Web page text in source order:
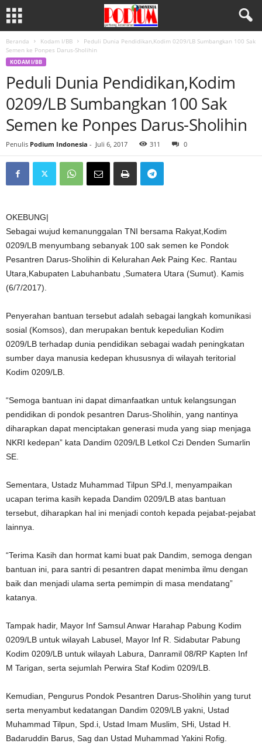
Beranda Kodam I/BB
Peduli Dunia Pendidikan,Kodim 0209/LB Sumbangkan 100 Sak
Semen ke Ponpes Darus-Sholihin
KODAM I/BB
Peduli Dunia Pendidikan,Kodim
0209/LB Sumbangkan 100 Sak
Semen ke Ponpes Darus-Sholihin
Penulis Podium Indonesia - Juli 6, 2017 311 0
OKEBUNG|
Sebagai wujud kemanunggalan TNI bersama Rakyat,Kodim
0209/LB menyumbang sebanyak 100 sak semen ke Pondok
Pesantren Darus-Sholihin di Kelurahan Aek Paing Kec. Rantau
Utara,Kabupaten Labuhanbatu ,Sumatera Utara (Sumut). Kamis
(6/7/2017).
Penyerahan bantuan tersebut adalah sebagai langkah komunikasi
sosial (Komsos), dan merupakan bentuk kepedulian Kodim
0209/LB terhadap dunia pendidikan sebagai wadah peningkatan
sumber daya manusia kedepan khususnya di wilayah teritorial
Kodim 0209/LB.
“Semoga bantuan ini dapat dimanfaatkan untuk kelangsungan
pendidikan di pondok pesantren Darus-Sholihin, yang nantinya
diharapkan dapat menciptakan generasi muda yang siap menjaga
NKRI kedepan” kata Dandim 0209/LB Letkol Czi Denden Sumarlin
SE.
Sementara, Ustadz Muhammad Tilpun SPd.I, menyampaikan
ucapan terima kasih kepada Dandim 0209/LB atas bantuan
tersebut, diharapkan hal ini menjadi contoh kepada pejabat-pejabat
lainnya.
“Terima Kasih dan hormat kami buat pak Dandim, semoga dengan
bantuan ini, para santri di pesantren dapat menimba ilmu dengan
baik dan menjadi ulama serta pemimpin di masa mendatang”
katanya.
Tampak hadir, Mayor Inf Samsul Anwar Harahap Pabung Kodim
0209/LB untuk wilayah Labusel, Mayor Inf R. Sidabutar Pabung
Kodim 0209/LB untuk wilayah Labura, Danramil 08/RP Kapten Inf
M Tarigan, serta sejumlah Perwira Staf Kodim 0209/LB.
Kemudian, Pengurus Pondok Pesantren Darus-Sholihin yang turut
serta menyambut kedatangan Dandim 0209/LB yakni, Ustad
Muhammad Tilpun, Spd.i, Ustad Imam Muslim, SHi, Ustad H.
Badaruddin Barus, Sag dan Ustad Muhammad Yakini Rofig.